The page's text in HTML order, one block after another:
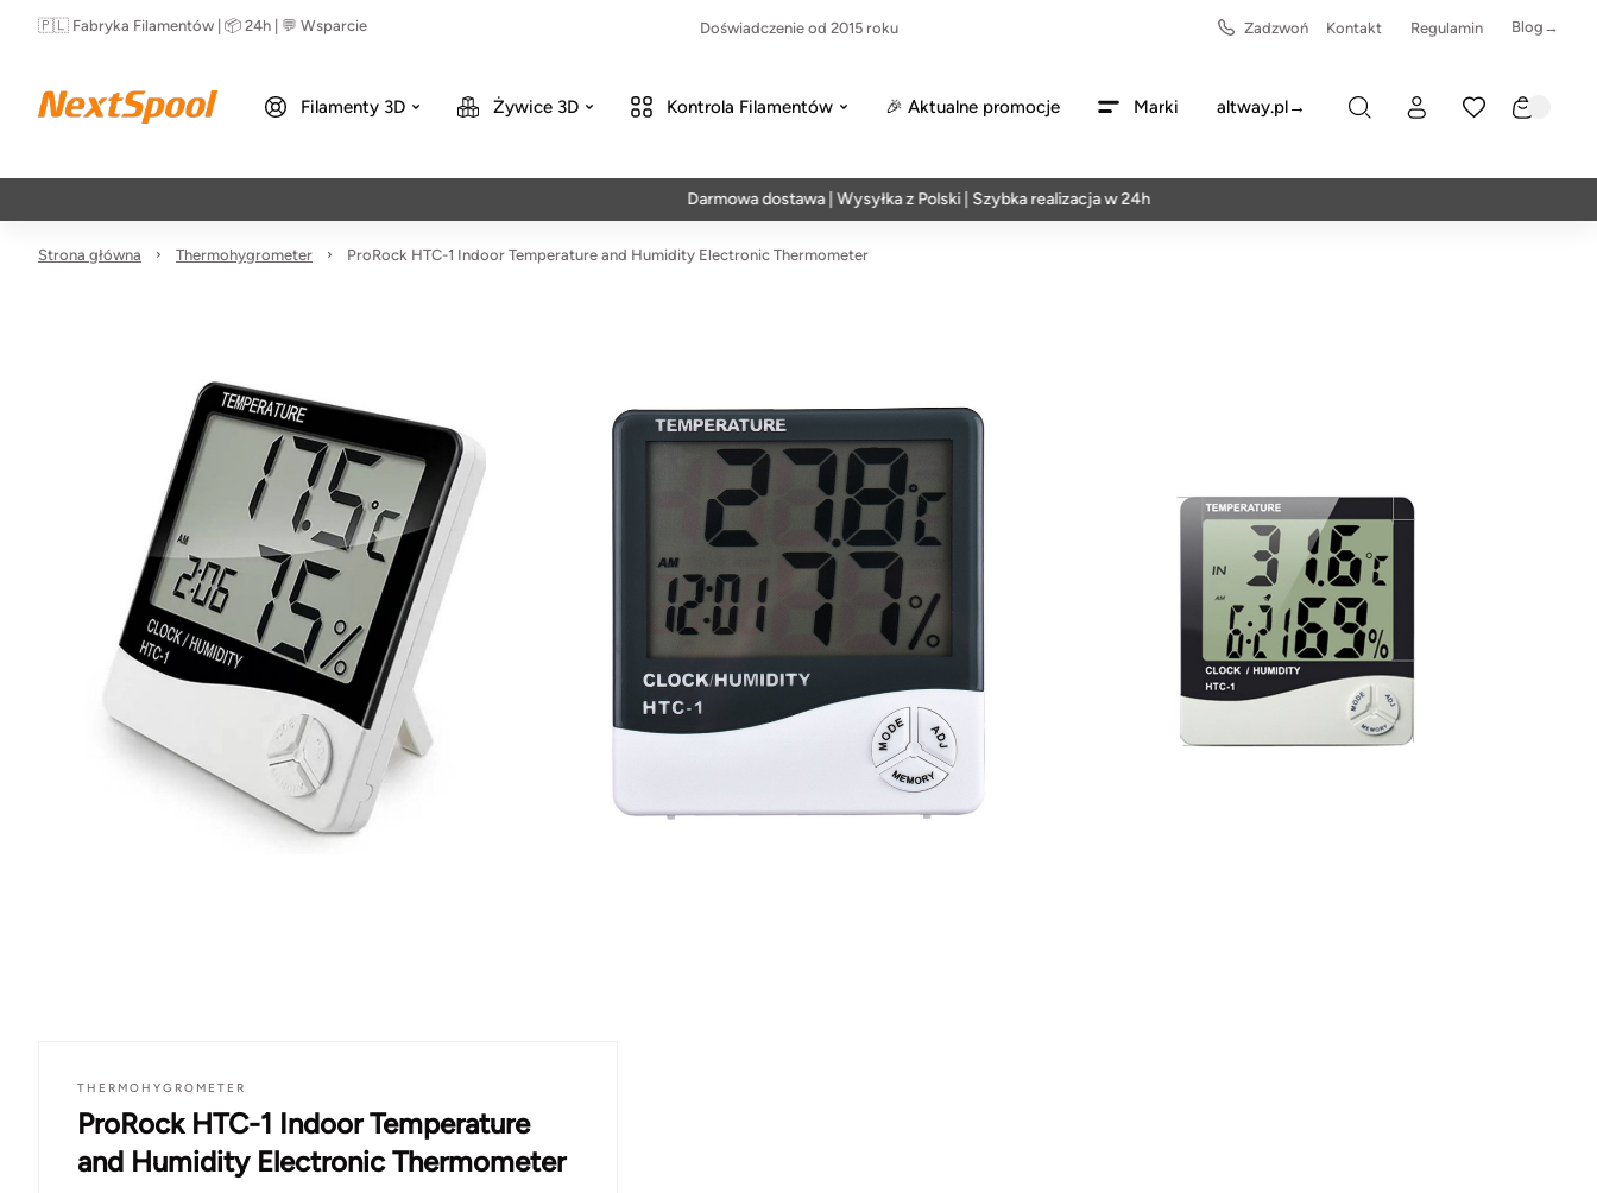
🇵🇱 Fabryka Filamentów | 📦 24h | 💬 Wsparcie Doświadczenie od 2015 roku Zadzwoń Kontakt Regulamin Blog→
Filamenty 3D Żywice 3D Kontrola Filamentów 🎉 Aktualne promocje Marki altway.pl→
Darmowa dostawa | Wysyłka z Polski | Szybka realizacja w 24h
Strona główna Thermohygrometer ProRock HTC-1 Indoor Temperature and Humidity Electronic Thermometer
THERMOHYGROMETER
ProRock HTC-1 Indoor Temperature
and Humidity Electronic Thermometer